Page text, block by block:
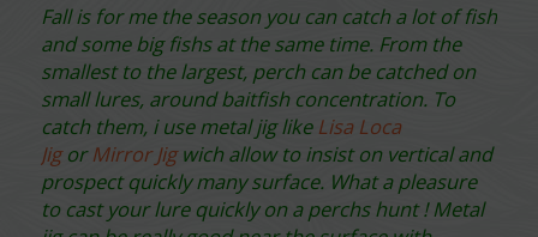
Fall is for me the season you can catch a lot of fish
and some big fishs at the same time. From the
smallest to the largest, perch can be catched on
small lures, around baitfish concentration. To
catch them, i use metal jig like Lisa Loca
JigorMirror Jigwich allow to insist on vertical and
prospect quickly many surface. What a pleasure
to cast your lure quickly on a perchs hunt ! Metal